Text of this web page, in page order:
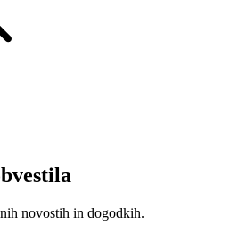
novostih in dogodkih.